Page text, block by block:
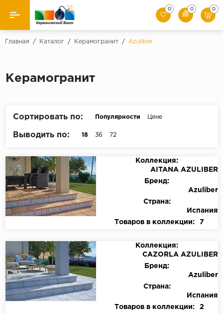
Назад
Керамическая плитка
Клинкер
0 0 0
Главная / Каталог / Керамогранит / Azuliber
Керамогранит
Сортировать по: Популярности Цене
Выводить по: 18 36 72
Коллекция:
AITANA AZULIBER
Бренд:
Azuliber
Страна:
Испания
Товаров в коллекции:
7
Коллекция:
CAZORLA AZULIBER
Бренд:
Azuliber
Страна:
Испания
Товаров в коллекции:
2